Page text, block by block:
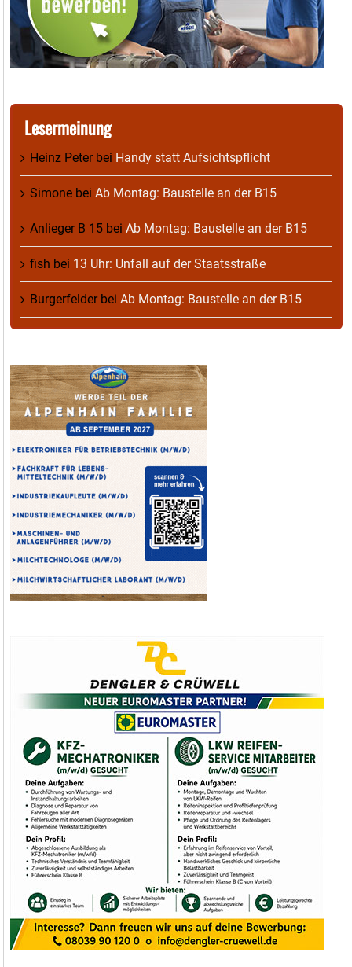
Lesermeinung
Heinz Peterbei Handy statt Aufsichtspflicht
Simone bei Ab Montag: Baustelle an der B15
Anlieger B 15 bei Ab Montag: Baustelle an der B15
fish bei 13 Uhr: Unfall auf der Staatsstraße
Burgerfelderbei Ab Montag: Baustelle an der B15